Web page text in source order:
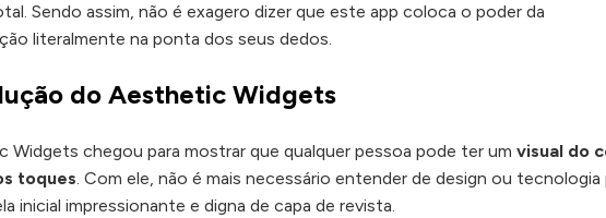
Sendo assim, não é exagero dizer que este app coloca o poder da
literalmente na ponta dos seus dedos.
do Aesthetic Widgets
Widgets chegou para mostrar que qualquer pessoa pode ter um visual do
toques. Com ele, não é mais necessário entender de design ou tecnologia
inicial impressionante e digna de capa de revista.